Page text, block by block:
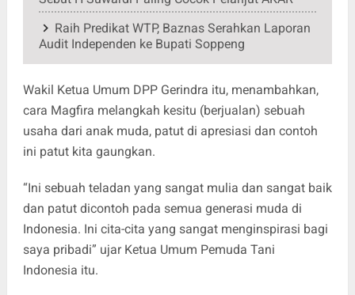
Raih Predikat WTP, Baznas Serahkan Laporan
Audit Independen ke Bupati Soppeng
Wakil Ketua Umum DPP Gerindra itu, menambahkan,
cara Magfira melangkah kesitu (berjualan) sebuah
usaha dari anak muda, patut di apresiasi dan contoh
ini patut kita gaungkan.
“Ini sebuah teladan yang sangat mulia dan sangat baik
dan patut dicontoh pada semua generasi muda di
Indonesia. Ini cita-cita yang sangat menginspirasi bagi
saya pribadi” ujar Ketua Umum Pemuda Tani
Indonesia itu.